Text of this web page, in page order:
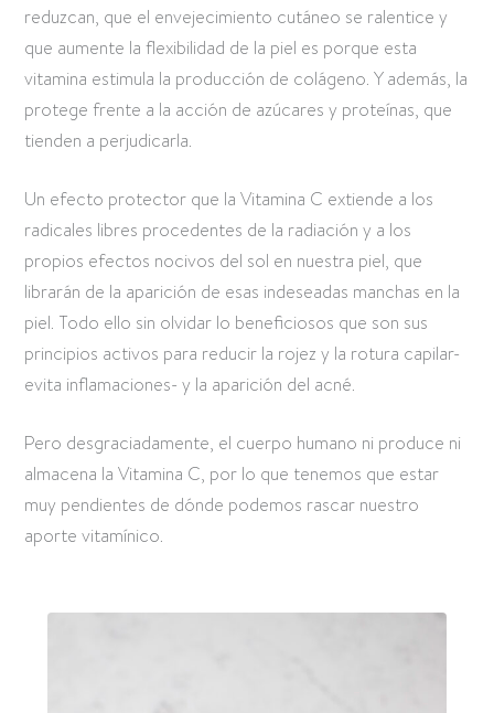
reduzcan, que el envejecimiento cutáneo se ralentice y
que aumente la flexibilidad de la piel es porque esta
vitamina estimula la producción de colágeno. Y además, la
protege frente a la acción de azúcares y proteínas, que
tienden a perjudicarla.
Un efecto protector que la Vitamina C extiende a los
radicales libres procedentes de la radiación y a los
propios efectos nocivos del sol en nuestra piel, que
librarán de la aparición de esas indeseadas manchas en la
piel. Todo ello sin olvidar lo beneficiosos que son sus
principios activos para reducir la rojez y la rotura capilar-
evita inflamaciones- y la aparición del acné.
Pero desgraciadamente, el cuerpo humano ni produce ni
almacena la Vitamina C, por lo que tenemos que estar
muy pendientes de dónde podemos rascar nuestro
aporte vitamínico.